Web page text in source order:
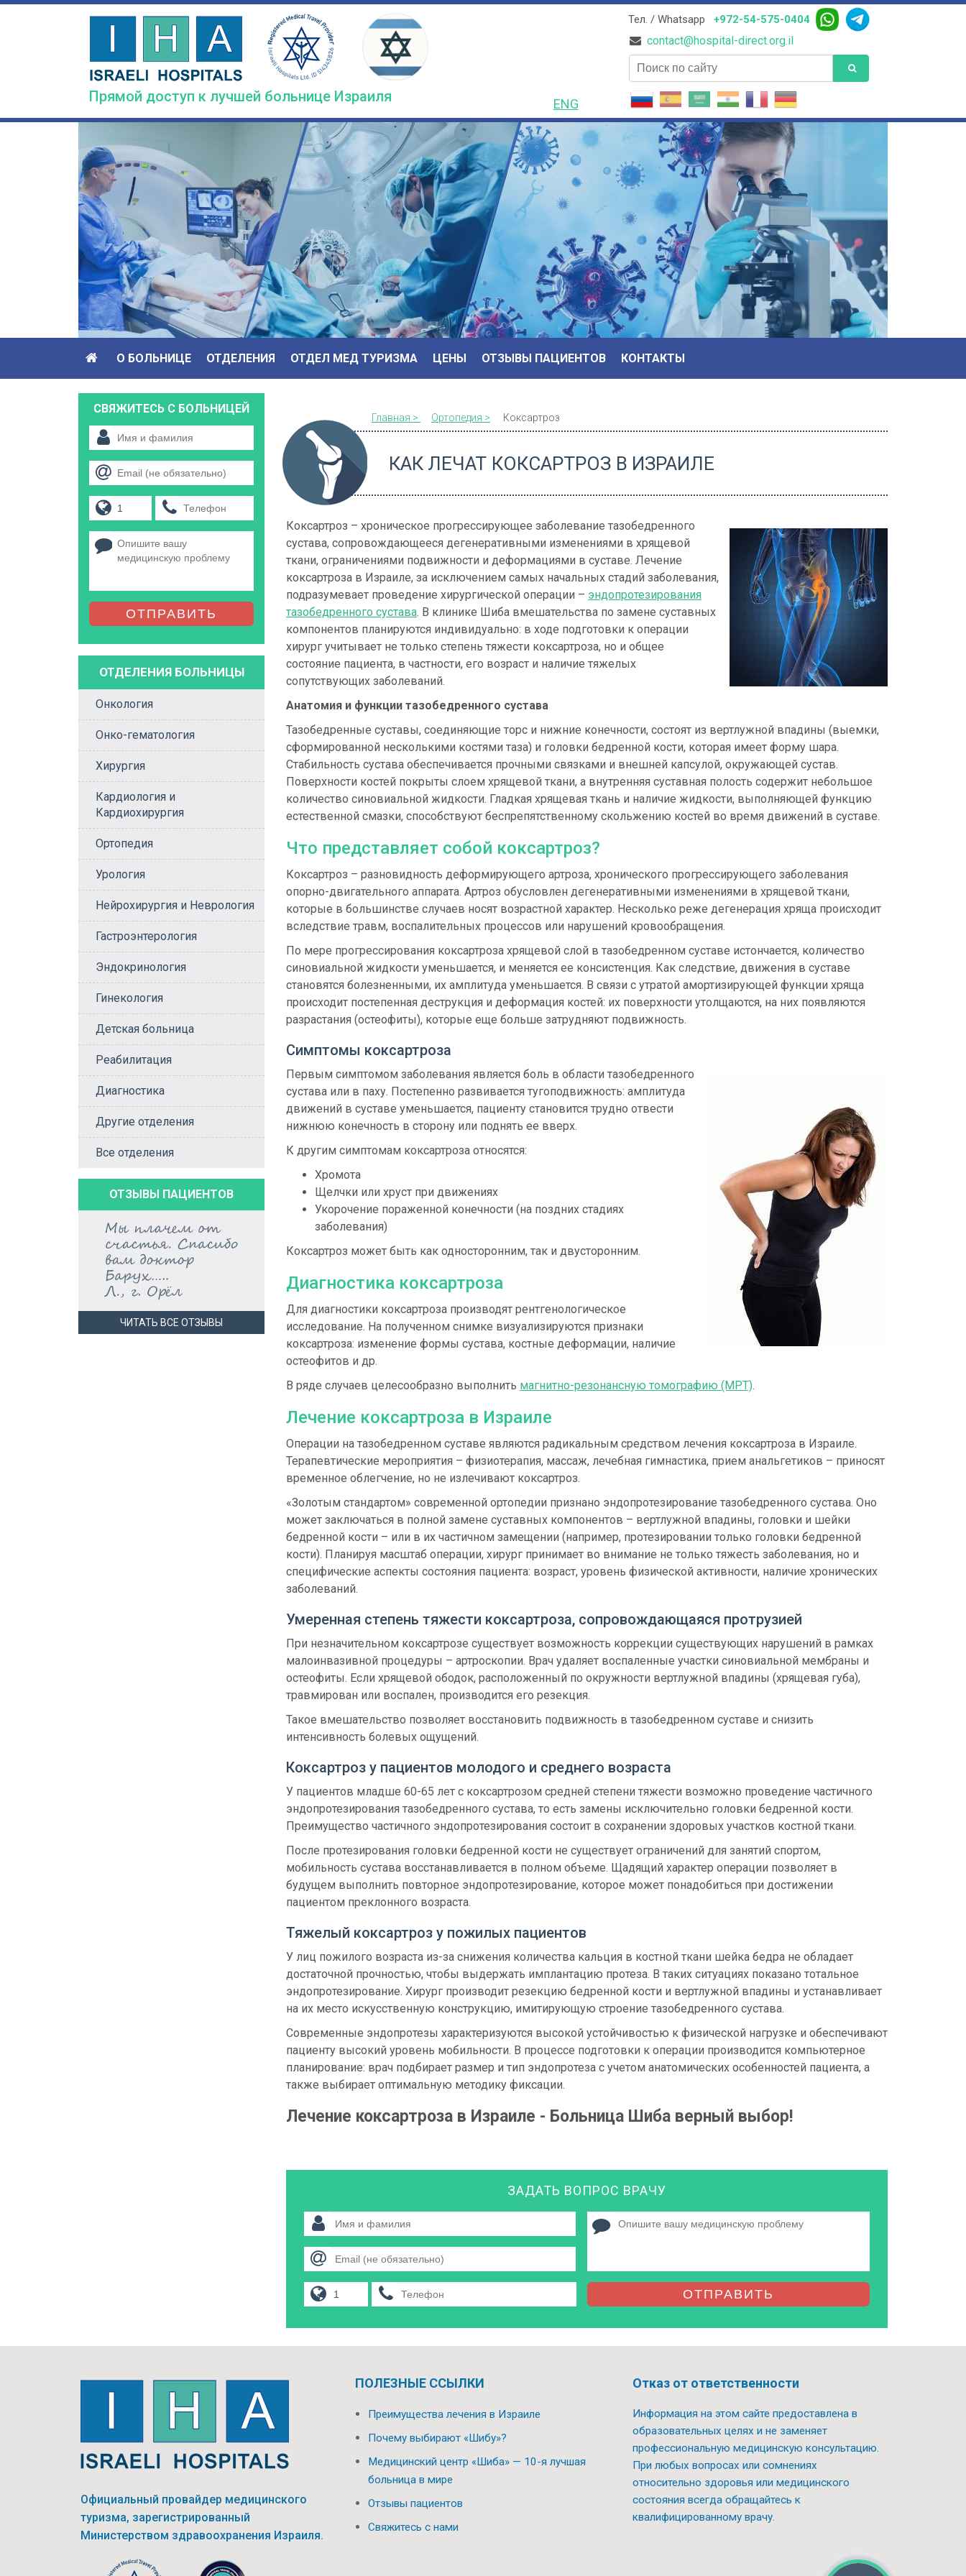
Skip
Прямой доступ к лучшей больнице Израиля ENG
Тел. / Whatsapp +972-54-575-0404
contact@hospital-direct.org.il
поиск
О БОЛЬНИЦЕ ОТДЕЛЕНИЯ ОТДЕЛ МЕД ТУРИЗМА ЦЕНЫ ОТЗЫВЫ ПАЦИЕНТОВ КОНТАКТЫ
Главная > Ортопедия > Коксартроз
КАК ЛЕЧАТ КОКСАРТРОЗ В ИЗРАИЛЕ
Коксартроз – хроническое прогрессирующее заболевание тазобедренного
сустава, сопровождающееся дегенеративными изменениями в хрящевой
ткани, ограничениями подвижности и деформациями в суставе. Лечение
коксартроза в Израиле, за исключением самых начальных стадий заболевания,
подразумевает проведение хирургической операции – эндопротезирования
тазобедренного сустава. В клинике Шиба вмешательства по замене суставных
компонентов планируются индивидуально: в ходе подготовки к операции
хирург учитывает не только степень тяжести коксартроза, но и общее
состояние пациента, в частности, его возраст и наличие тяжелых
сопутствующих заболеваний.
Анатомия и функции тазобедренного сустава
Тазобедренные суставы, соединяющие торс и нижние конечности, состоят из вертлужной впадины (выемки,
сформированной несколькими костями таза) и головки бедренной кости, которая имеет форму шара.
Стабильность сустава обеспечивается прочными связками и внешней капсулой, окружающей сустав.
Поверхности костей покрыты слоем хрящевой ткани, а внутренняя суставная полость содержит небольшое
количество синовиальной жидкости. Гладкая хрящевая ткань и наличие жидкости, выполняющей функцию
естественной смазки, способствуют беспрепятственному скольжению костей во время движений в суставе.
Что представляет собой коксартроз?
Коксартроз – разновидность деформирующего артроза, хронического прогрессирующего заболевания
опорно-двигательного аппарата. Артроз обусловлен дегенеративными изменениями в хрящевой ткани,
которые в большинстве случаев носят возрастной характер. Несколько реже дегенерация хряща происходит
вследствие травм, воспалительных процессов или нарушений кровообращения.
По мере прогрессирования коксартроза хрящевой слой в тазобедренном суставе истончается, количество
синовиальной жидкости уменьшается, и меняется ее консистенция. Как следствие, движения в суставе
становятся болезненными, их амплитуда уменьшается. В связи с утратой амортизирующей функции хряща
происходит постепенная деструкция и деформация костей: их поверхности утолщаются, на них появляются
разрастания (остеофиты), которые еще больше затрудняют подвижность.
Симптомы коксартроза
Первым симптомом заболевания является боль в области тазобедренного
сустава или в паху. Постепенно развивается тугоподвижность: амплитуда
движений в суставе уменьшается, пациенту становится трудно отвести
нижнюю конечность в сторону или поднять ее вверх.
К другим симптомам коксартроза относятся:
Хромота
Щелчки или хруст при движениях
Укорочение пораженной конечности (на поздних стадиях
заболевания)
Коксартроз может быть как односторонним, так и двусторонним.
Диагностика коксартроза
Для диагностики коксартроза производят рентгенологическое
исследование. На полученном снимке визуализируются признаки
коксартроза: изменение формы сустава, костные деформации, наличие
остеофитов и др.
В ряде случаев целесообразно выполнить магнитно-резонансную томографию (МРТ).
Лечение коксартроза в Израиле
Операции на тазобедренном суставе являются радикальным средством лечения коксартроза в Израиле.
Терапевтические мероприятия – физиотерапия, массаж, лечебная гимнастика, прием анальгетиков – приносят
временное облегчение, но не излечивают коксартроз.
«Золотым стандартом» современной ортопедии признано эндопротезирование тазобедренного сустава. Оно
может заключаться в полной замене суставных компонентов – вертлужной впадины, головки и шейки
бедренной кости – или в их частичном замещении (например, протезировании только головки бедренной
кости). Планируя масштаб операции, хирург принимает во внимание не только тяжесть заболевания, но и
специфические аспекты состояния пациента: возраст, уровень физической активности, наличие хронических
заболеваний.
Умеренная степень тяжести коксартроза, сопровождающаяся протрузией
При незначительном коксартрозе существует возможность коррекции существующих нарушений в рамках
малоинвазивной процедуры – артроскопии. Врач удаляет воспаленные участки синовиальной мембраны и
остеофиты. Если хрящевой ободок, расположенный по окружности вертлужной впадины (хрящевая губа),
травмирован или воспален, производится его резекция.
Такое вмешательство позволяет восстановить подвижность в тазобедренном суставе и снизить
интенсивность болевых ощущений.
Коксартроз у пациентов молодого и среднего возраста
У пациентов младше 60-65 лет с коксартрозом средней степени тяжести возможно проведение частичного
эндопротезирования тазобедренного сустава, то есть замены исключительно головки бедренной кости.
Преимущество частичного эндопротезирования состоит в сохранении здоровых участков костной ткани.
После протезирования головки бедренной кости не существует ограничений для занятий спортом,
мобильность сустава восстанавливается в полном объеме. Щадящий характер операции позволяет в
будущем выполнить повторное эндопротезирование, которое может понадобиться при достижении
пациентом преклонного возраста.
Тяжелый коксартроз у пожилых пациентов
У лиц пожилого возраста из-за снижения количества кальция в костной ткани шейка бедра не обладает
достаточной прочностью, чтобы выдержать имплантацию протеза. В таких ситуациях показано тотальное
эндопротезирование. Хирург производит резекцию бедренной кости и вертлужной впадины и устанавливает
на их место искусственную конструкцию, имитирующую строение тазобедренного сустава.
Современные эндопротезы характеризуются высокой устойчивостью к физической нагрузке и обеспечивают
пациенту высокий уровень мобильности. В процессе подготовки к операции производится компьютерное
планирование: врач подбирает размер и тип эндопротеза с учетом анатомических особенностей пациента, а
также выбирает оптимальную методику фиксации.
Лечение коксартроза в Израиле - Больница Шиба верный выбор!
ЗАДАТЬ ВОПРОС ВРАЧУ
ОТПРАВИТЬ
СВЯЖИТЕСЬ С БОЛЬНИЦЕЙ
ОТПРАВИТЬ
ОТДЕЛЕНИЯ БОЛЬНИЦЫ
Онкология
Онко-гематология
Хирургия
Кардиология и
Кардиохирургия
Ортопедия
Урология
Нейрохирургия и Неврология
Гастроэнтерология
Эндокринология
Гинекология
Детская больница
Реабилитация
Диагностика
Другие отделения
Все отделения
ОТЗЫВЫ ПАЦИЕНТОВ
ЧИТАТЬ ВСЕ ОТЗЫВЫ
Официальный провайдер медицинского
туризма, зарегистрированный
Министерством здравоохранения Израиля.
ПОЛЕЗНЫЕ ССЫЛКИ
Преимущества лечения в Израиле
Почему выбирают «Шибу»?
Медицинский центр «Шиба» — 10-я лучшая
больница в мире
Отзывы пациентов
Свяжитесь с нами
Отказ от ответственности
Информация на этом сайте предоставлена в
образовательных целях и не заменяет
профессиональную медицинскую консультацию.
При любых вопросах или сомнениях
относительно здоровья или медицинского
состояния всегда обращайтесь к
квалифицированному врачу.